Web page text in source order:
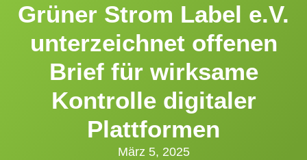
Grüner Strom Label e.V.
unterzeichnet offenen
Brief für wirksame
Kontrolle digitaler
Plattformen
März 5, 2025